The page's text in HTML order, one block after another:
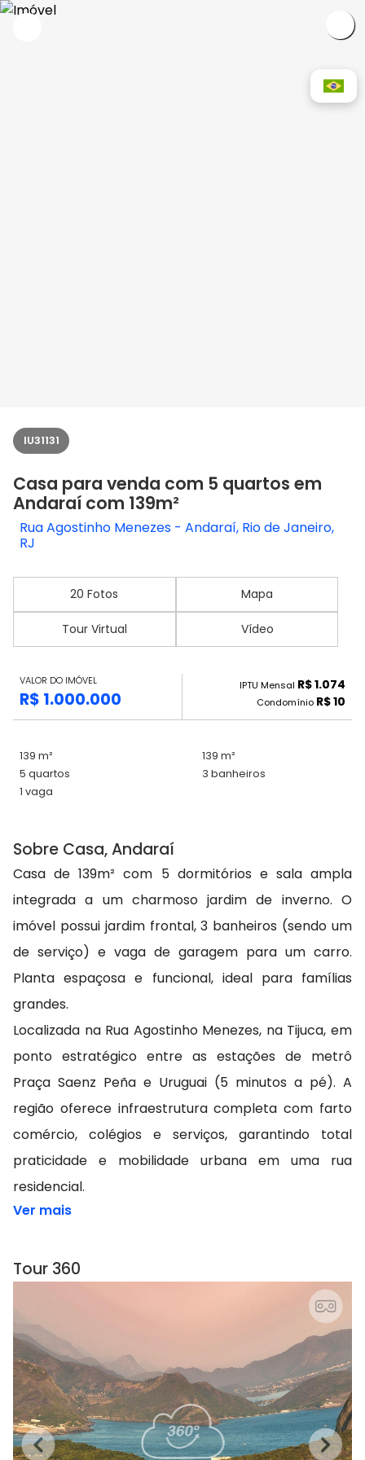
IU31131
Casa para venda com 5 quartos em
Andaraí com 139m²
Rua Agostinho Menezes - Andaraí, Rio de Janeiro,
RJ
20 Fotos Mapa
Tour Virtual Vídeo
VALOR DO IMÓVEL
R$ 1.000.000
IPTU Mensal R$ 1.074
Condomínio R$ 10
139 m²
139 m²
5 quartos
3 banheiros
1 vaga
Sobre Casa, Andaraí
Casa de 139m² com 5 dormitórios e sala ampla
integrada a um charmoso jardim de inverno. O
imóvel possui jardim frontal, 3 banheiros (sendo um
de serviço) e vaga de garagem para um carro.
Planta espaçosa e funcional, ideal para famílias
grandes.
Localizada na Rua Agostinho Menezes, na Tijuca, em
ponto estratégico entre as estações de metrô
Praça Saenz Peña e Uruguai (5 minutos a pé). A
região oferece infraestrutura completa com farto
comércio, colégios e serviços, garantindo total
praticidade e mobilidade urbana em uma rua
residencial.
Ver mais
Tour 360